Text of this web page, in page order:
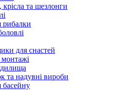
крісла та шезлонги
рибалки
для снастей
та надувні вироби
басейну